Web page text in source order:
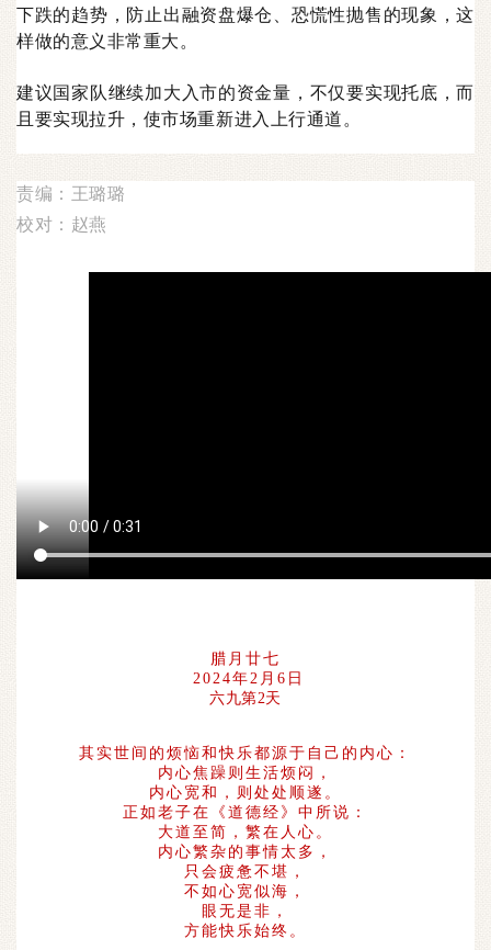
下跌的趋势，防止出融资盘爆仓、恐慌性抛售的现象，这
样做的意义非常重大。
建议国家队继续加大入市的资金量，不仅要实现托底，而
且要实现拉升，使市场重新进入上行通道。
责编：王璐璐
校对：赵燕
腊月廿七
2024年2月6日
六九第2天
其实世间的烦恼和快乐都源于自己的内心：
内心焦躁则生活烦闷，
内心宽和，则处处顺遂。
正如老子在《道德经》中所说：
大道至简，繁在人心。
内心繁杂的事情太多，
只会疲惫不堪，
不如心宽似海，
眼无是非，
方能快乐始终。